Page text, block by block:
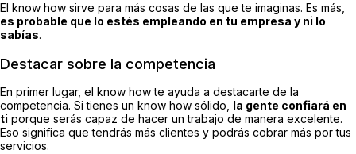
El know how sirve para más cosas de las que te imaginas. Es más,
es probable que lo estés empleando en tu empresa y ni lo
sabías.
Destacar sobre la competencia
En primer lugar, el know how te ayuda a destacarte de la
competencia. Si tienes un know how sólido, la gente confiará en
ti porque serás capaz de hacer un trabajo de manera excelente.
Eso significa que tendrás más clientes y podrás cobrar más por tus
servicios.